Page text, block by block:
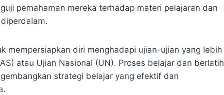
pemahaman mereka terhadap materi pelajaran dan
mempersiapkan diri menghadapi ujian-ujian yang lebih
atau Ujian Nasional (UN). Proses belajar dan berlatih
strategi belajar yang efektif dan